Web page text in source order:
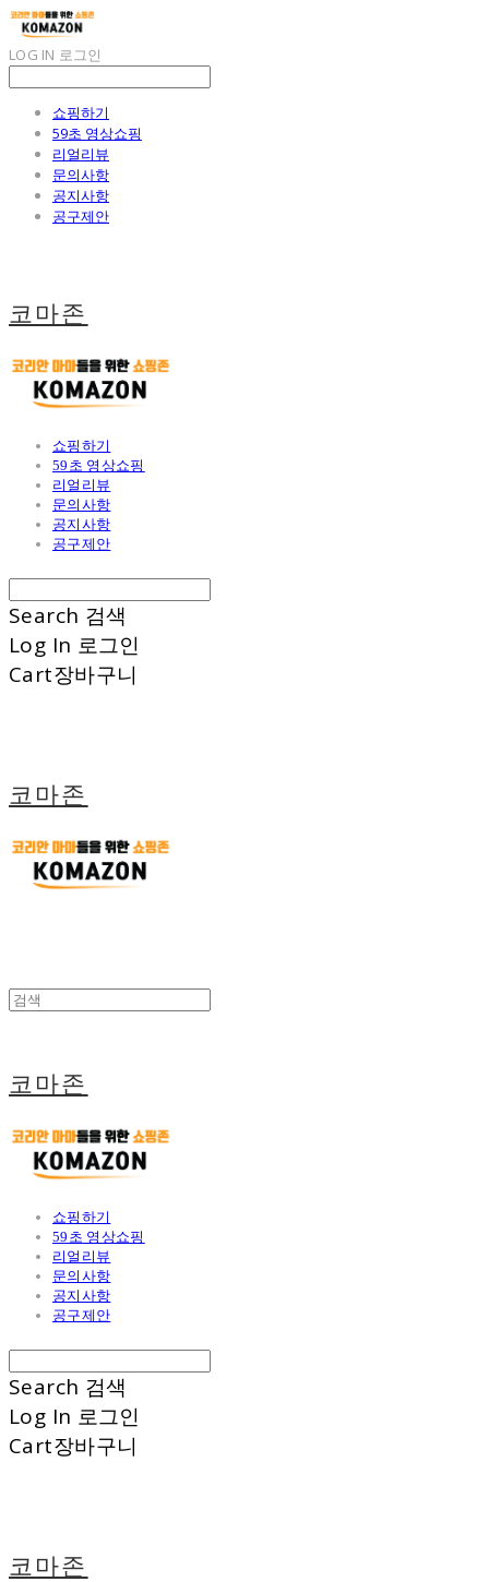
LOG IN 로그인
쇼핑하기
59초 영상쇼핑
리얼리뷰
문의사항
공지사항
공구제안
코마존
쇼핑하기
59초 영상쇼핑
리얼리뷰
문의사항
공지사항
공구제안
Search 검색
Log In 로그인
Cart장바구니
코마존
코마존
쇼핑하기
59초 영상쇼핑
리얼리뷰
문의사항
공지사항
공구제안
Search 검색
Log In 로그인
Cart장바구니
코마존